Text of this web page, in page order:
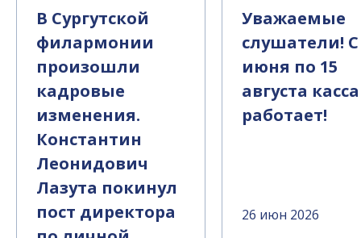
В Сургутской
филармонии
произошли
кадровые
изменения.
Константин
Леонидович
Лазута покинул
пост директора
Уважаемые
слушатели! С
июня по 15
августа
работает!
26 июн 2026